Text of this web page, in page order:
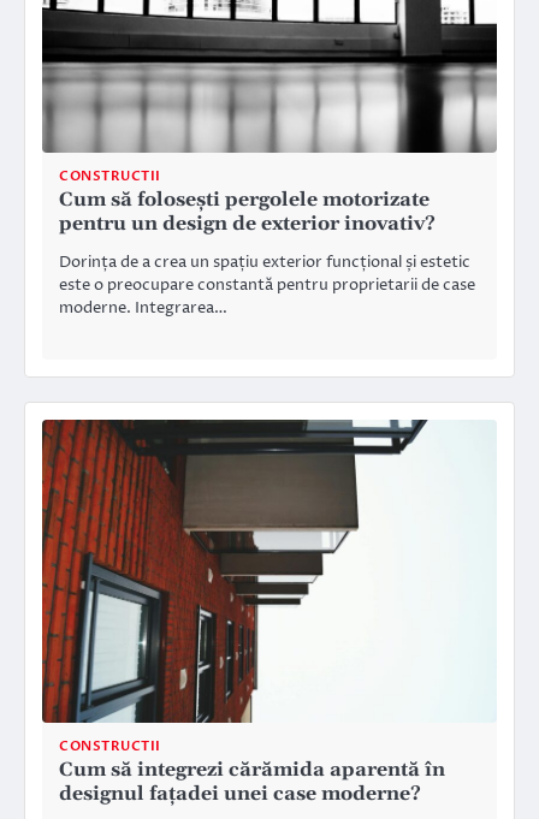
CONSTRUCTII
Cum să folosești pergolele motorizate
pentru un design de exterior inovativ?
Dorința de a crea un spațiu exterior funcțional și estetic
este o preocupare constantă pentru proprietarii de case
moderne. Integrarea…
CONSTRUCTII
Cum să integrezi cărămida aparentă în
designul fațadei unei case moderne?